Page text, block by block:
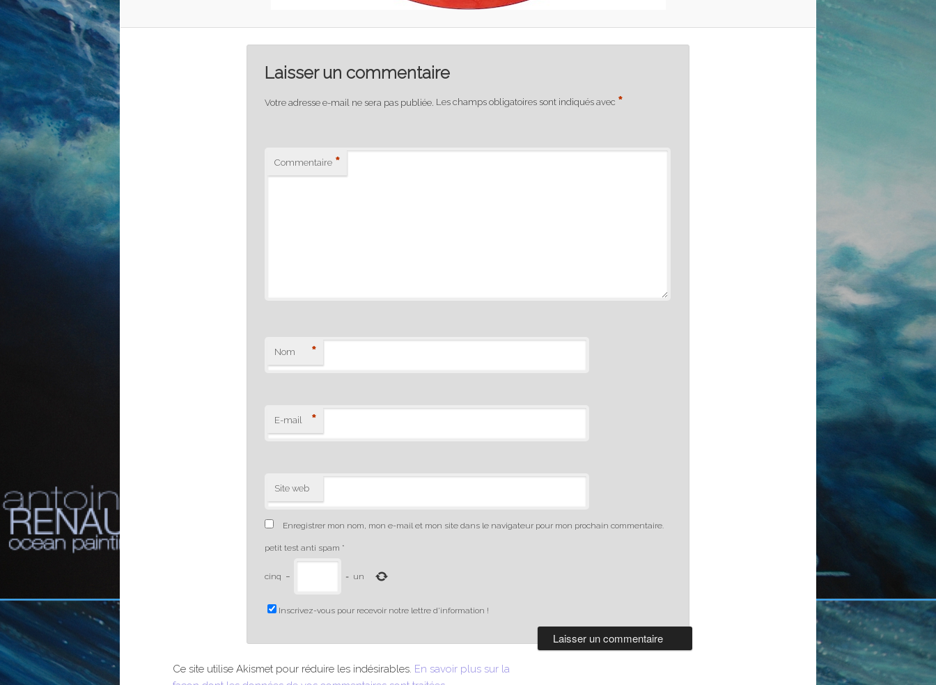
Laisser un commentaire
Votre adresse e-mail ne sera pas publiée. Les champs obligatoires sont indiqués avec *
Commentaire *
Nom *
E-mail *
Site web
Enregistrer mon nom, mon e-mail et mon site dans le navigateur pour mon prochain commentaire.
petit test anti spam *
cinq − = un
Inscrivez-vous pour recevoir notre lettre d'information !
Ce site utilise Akismet pour réduire les indésirables. En savoir plus sur la